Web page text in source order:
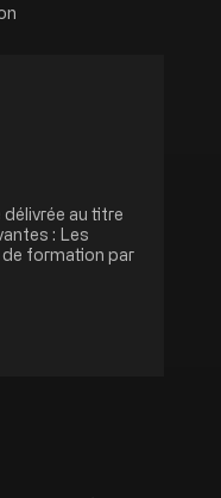
au titre
: Les
formation par